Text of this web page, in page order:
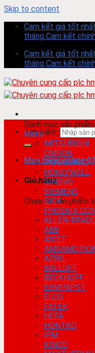
Skip to content
Cam kết giá tốt
tháng Cam kết
Cam kết giá tốt
tháng Cam kết
Tìm kiếm:
Mua hàng online
Giỏ hàng
Chưa có sản phẩm
Danh mục sản phẩm
Menu
MITSUBISHI
OMRON
PANASONIC
HONEYWELL
SINOVO
SIEMENS
SICK
PHOENIX
ALLEN-
ABB
AISET
AZBIL
BALLUFF
BECKHOFF
EBMPAPST
ELCO
FATEK
HCFA
HONTKO
IFM
KINCO